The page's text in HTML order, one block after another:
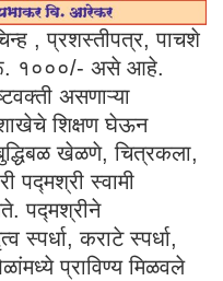
, प्रशस्तीपत्र, पाचशे
१०००/- असे आहे.
असणाऱ्या
शाखेचे शिक्षण घेऊन
खेळणे, चित्रकला,
पद्मश्री स्वामी
पद्मश्रीने
स्पर्धा, कराटे स्पर्धा,
प्राविण्य मिळवले